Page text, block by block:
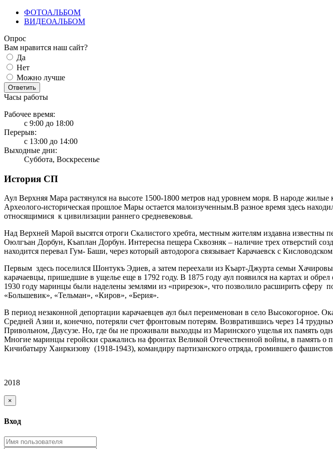
ФОТОАЛЬБОМ
ВИДЕОАЛЬБОМ
Опрос
Вам нравится наш сайт?
Да
Нет
Можно лучше
Ответить
Часы работы
Рабочее время:
с 9:00 до 18:00
Перерыв:
с 13:00 до 14:00
Выходные дни:
Суббота, Воскресенье
История СП
Аул Верхняя Мара растянулся на высоте 1500-1800 метров над уровнем моря. В народе
Археолого-историческая прошлое Мары остается малоизученным.В разное время здесь
относящимися к цивилизации раннего средневековья.
Над Верхней Марой высятся отроги Скалистого хребта, местным жителям издавна
Оюлгъан Дорбун, Къаплан Дорбун. Интересна пещера Сквозняк – наличие трех отверстий
находится перевал Гум- Баши, через который автодорога связывает Карачаевск с
Первым здесь поселился Шонтукъ Эдиев, а затем переехали из Къарт-Джурта семьи
карачаевцы, пришедшие в ущелье еще в 1792 году. В 1875 году аул появился на картах и
1930 году маринцы были наделены землями из «прирезок», что позволило расширить сферу
«Большевик», «Тельман», «Киров», «Берия».
В период незаконной депортации карачаевцев аул был переименован в село Высокогорное.
Средней Азии и, конечно, потеряли счет фронтовым потерям. Возвратившись через 14
Привольном, Даусузе. Но, где бы не проживали выходцы из Маринского ущелья их память
Многие маринцы геройски сражались на фронтах Великой Отечественной войны, в память о
Кичибатыру Хаиркизову (1918-1943), командиру партизанского отряда, громившего
2018
×
Вход